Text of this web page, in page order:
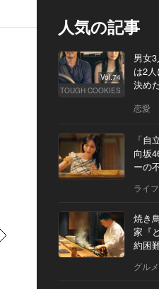
人気の記事
Vol.74
TOUGH COOKIES
男女
は2
決め
恋愛
「自
向坂
ーの
ライ
焼き
家『
約困
グルメ